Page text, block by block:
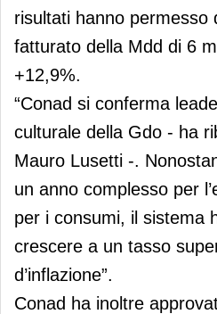
risultati hanno permesso
fatturato della Mdd di 6
+12,9%.
“Conad si conferma
culturale della Gdo - ha
Mauro Lusetti -.
un anno complesso per
per i consumi, il sistema
crescere a un tasso
d’inflazione”.
Conad ha inoltre